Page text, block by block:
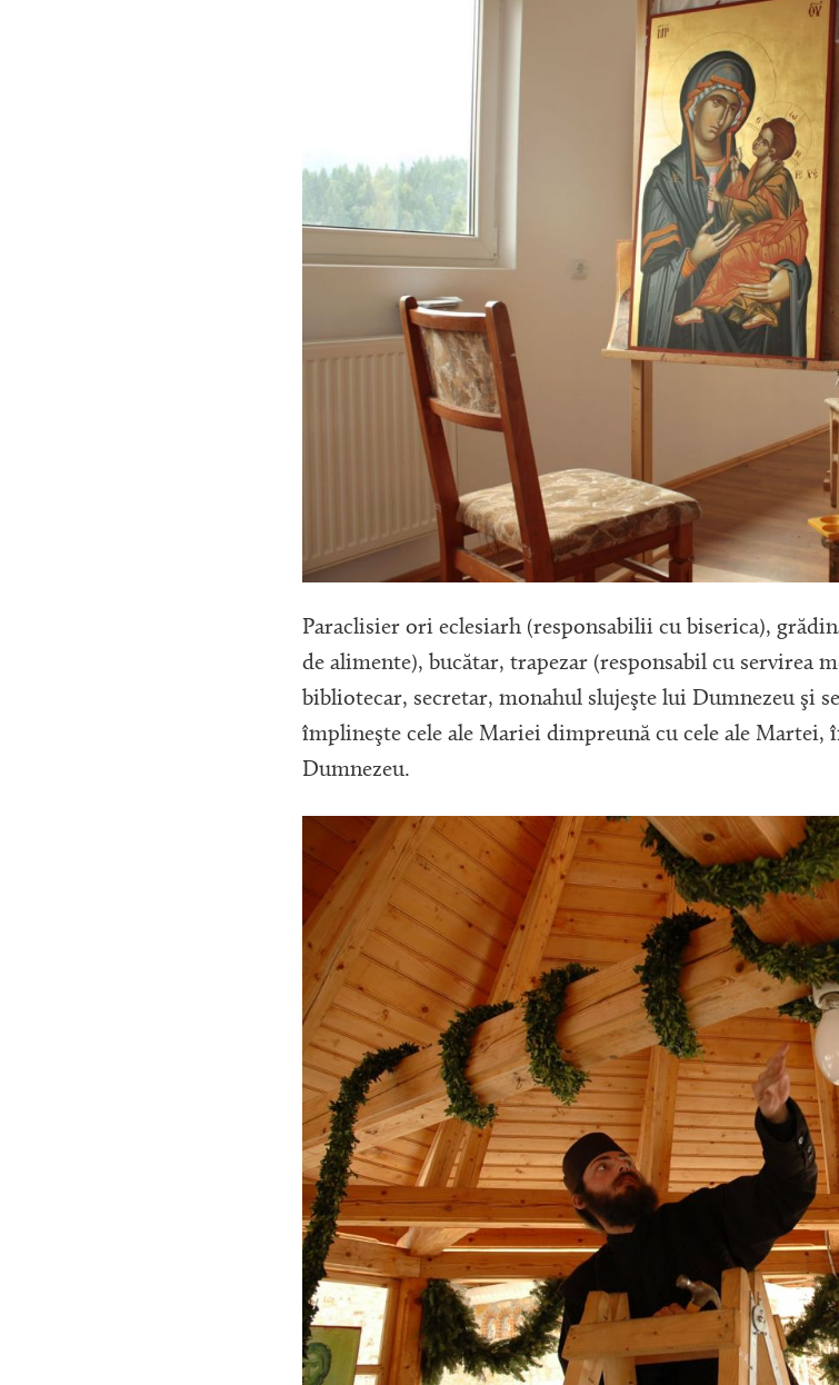
Paraclisier ori eclesiarh (responsabilii cu biserica),
de alimente), bucătar, trapezar (responsabil cu servirea
bibliotecar, secretar, monahul slujeşte lui Dumnezeu şi
împlineşte cele ale Mariei dimpreună cu cele ale Martei,
Dumnezeu.